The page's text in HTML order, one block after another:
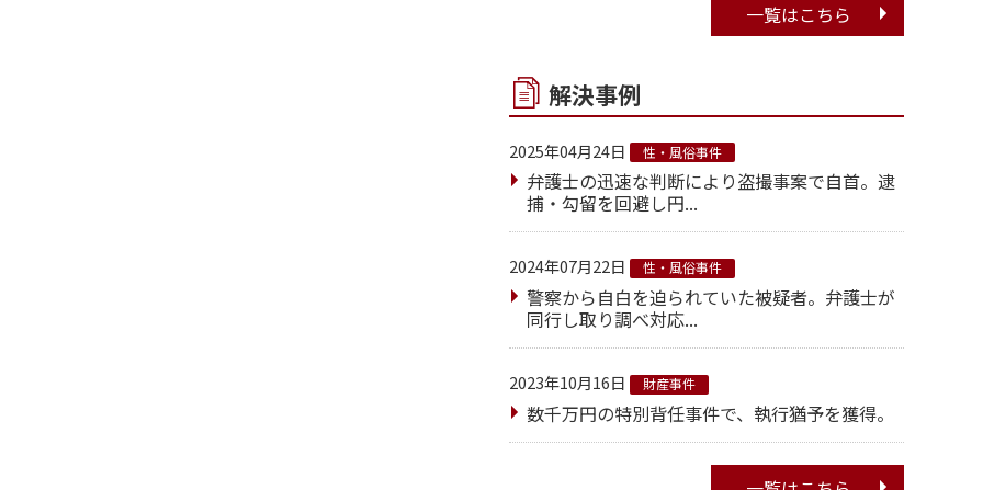
一覧はこちら
解決事例
2025年04月24日 性・風俗事件
弁護士の迅速な判断により盗撮事案で自首。逮
捕・勾留を回避し円...
2024年07月22日 性・風俗事件
警察から自白を迫られていた被疑者。弁護士が
同行し取り調べ対応...
2023年10月16日 財産事件
数千万円の特別背任事件で、執行猶予を獲得。